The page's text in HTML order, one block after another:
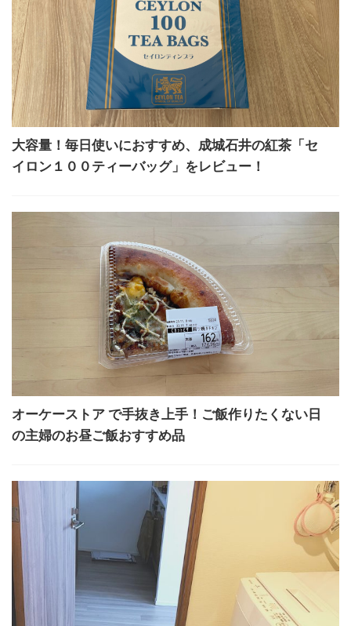
大容量！毎日使いにおすすめ、成城石井の紅茶「セ
イロン１００ティーバッグ」をレビュー！
オーケーストア で手抜き上手！ご飯作りたくない日
の主婦のお昼ご飯おすすめ品